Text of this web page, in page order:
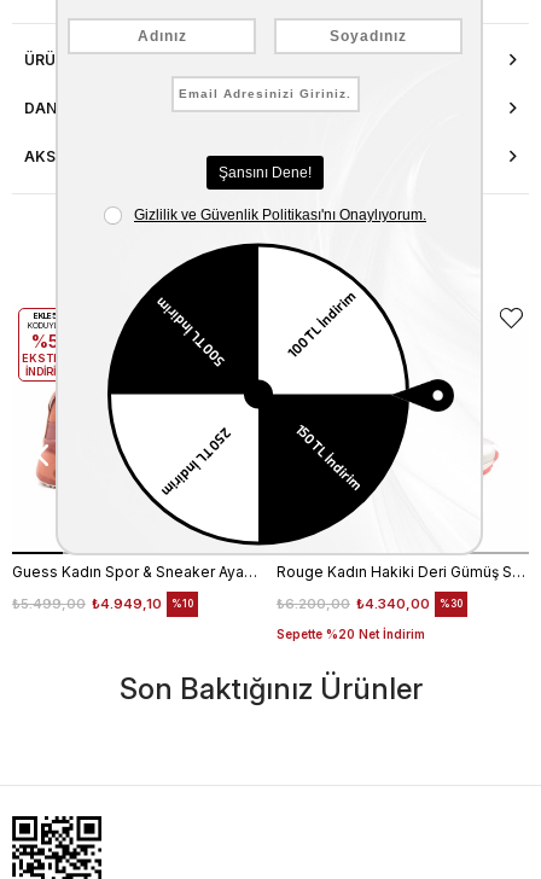
ÜRÜN ÖZELLIKLERI
DANIŞMA HATTI
AKSESUAR ONARIMI
Benzer Ürünler
Guess Kadın Spor & Sneaker Ayakkabı FL6T2CELE12
₺4.949,10
₺5.499,00 %10
EKLE5
KODUYLA
%5
EKSTRA
İNDİRİM
Rouge Kadın Hakiki Deri Gümüş Spor & Sneaker Ayakkabı
₺4.340,00
₺6.200,00
Sepette %20 Net İndirim
%30
EKLE5
KODUYLA
%5
EKSTRA
Son Baktığınız Ürünler